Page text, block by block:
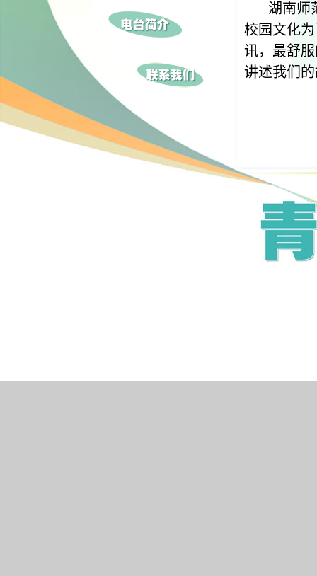
湖南师
校园文化
讯，最舒
讲述我们